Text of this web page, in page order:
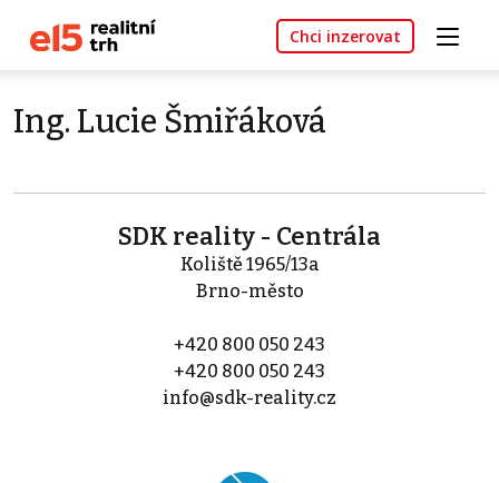
Chci inzerovat
Ing. Lucie Šmiřáková
SDK reality - Centrála
Koliště 1965/13a
Brno-město
+420 800 050 243
+420 800 050 243
info@sdk-reality.cz